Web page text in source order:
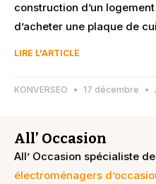
construction d’un
d’acheter une plaque de
LIRE L'ARTICLE
KONVERSEO 17 décembre
All’ Occasion
All’ Occasion spécialiste
électroménagers